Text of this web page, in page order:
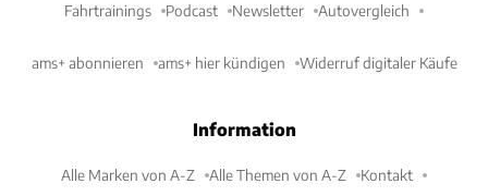
Fahrtrainings Podcast Newsletter Autovergleich
ams+ abonnieren ams+ hier kündigen Widerruf digitaler Käufe
Information
Alle Marken von A-Z Alle Themen von A-Z Kontakt